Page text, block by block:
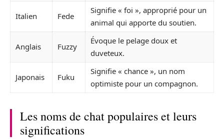
Italien Fede
Signifie « foi », approprié pour un
animal qui apporte du soutien.
Anglais Fuzzy
Évoque le pelage doux et
duveteux.
Japonais Fuku
Signifie « chance », un nom
optimiste pour un compagnon.
Les noms de chat populaires et leurs
significations